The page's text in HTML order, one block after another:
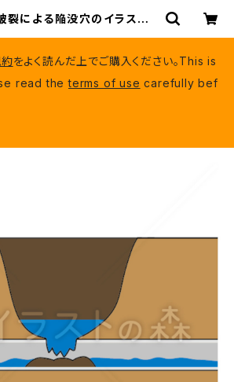
裂による陥没穴のイラスト |
をよく読んだ上でご購入ください。This is
read theterms of use carefully bef